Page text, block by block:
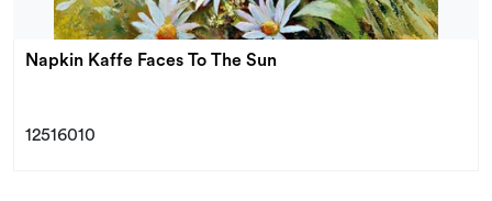
Napkin Kaffe Faces To The Sun
12516010